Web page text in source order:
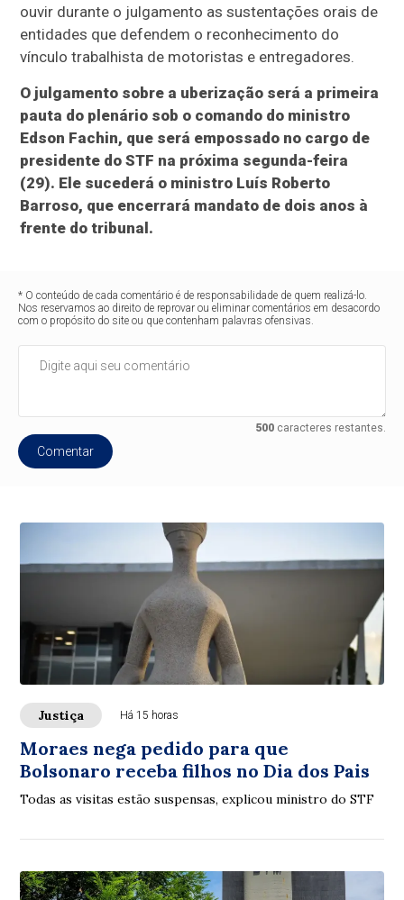
ouvir durante o julgamento as sustentações orais de
entidades que defendem o reconhecimento do
vínculo trabalhista de motoristas e entregadores.
O julgamento sobre a uberização será a primeira
pauta do plenário sob o comando do ministro
Edson Fachin, que será empossado no cargo de
presidente do STF na próxima segunda-feira
(29). Ele sucederá o ministro Luís Roberto
Barroso, que encerrará mandato de dois anos à
frente do tribunal.
* O conteúdo de cada comentário é de responsabilidade de quem realizá-lo.
Nos reservamos ao direito de reprovar ou eliminar comentários em desacordo
com o propósito do site ou que contenham palavras ofensivas.
500caracteres restantes.
Comentar
Justiça Há 15 horas
Moraes nega pedido para que
Bolsonaro receba filhos no Dia dos Pais
Todas as visitas estão suspensas, explicou ministro do STF